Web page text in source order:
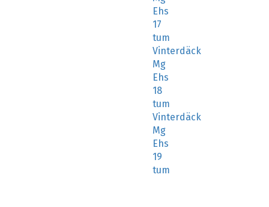
Ehs
17
tum
Vinterdäck
Mg
Ehs
18
tum
Vinterdäck
Mg
Ehs
19
tum